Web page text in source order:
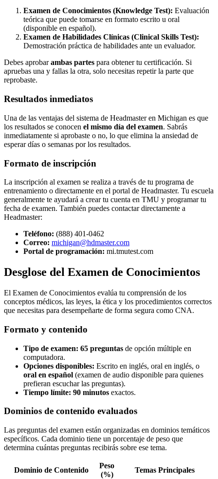
Examen de Conocimientos (Knowledge Test): Evaluación
teórica que puede tomarse en formato escrito u oral
(disponible en español).
Examen de Habilidades Clínicas (Clinical Skills Test):
Demostración práctica de habilidades ante un evaluador.
Debes aprobarambas partes para obtener tu certificación. Si
apruebas una y fallas la otra, solo necesitas repetir la parte que
reprobaste.
Resultados inmediatos
Una de las ventajas del sistema de Headmaster en Michigan es que
los resultados se conocen el mismo día del examen. Sabrás
inmediatamente si aprobaste o no, lo que elimina la ansiedad de
esperar días o semanas por los resultados.
Formato de inscripción
La inscripción al examen se realiza a través de tu programa de
entrenamiento o directamente en el portal de Headmaster. Tu escuela
generalmente te ayudará a crear tu cuenta en TMU y programar tu
fecha de examen. También puedes contactar directamente a
Headmaster:
Teléfono: (888) 401-0462
Correo: michigan@hdmaster.com
Portal de programación: mi.tmutest.com
Desglose del Examen de Conocimientos
El Examen de Conocimientos evalúa tu comprensión de los
conceptos médicos, las leyes, la ética y los procedimientos correctos
que necesitas para desempeñarte de forma segura como CNA.
Formato y contenido
Tipo de examen: 65 preguntas de opción múltiple en
computadora.
Opciones disponibles: Escrito en inglés, oral en inglés, o
oral en español (examen de audio disponible para quienes
prefieran escuchar las preguntas).
Tiempo límite: 90 minutos exactos.
Dominios de contenido evaluados
Las preguntas del examen están organizadas en dominios temáticos
específicos. Cada dominio tiene un porcentaje de peso que
determina cuántas preguntas recibirás sobre ese tema.
Dominio de Contenido
Peso
(%)
Temas Principales